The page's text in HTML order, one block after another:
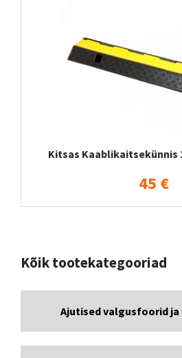
Kitsas Kaablikaitsekünnis
45 €
Kõik tootekategooriad
Ajutised valgusfoorid